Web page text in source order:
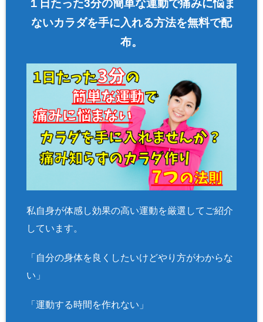
/home/asa
blic_html/w
ugins/sns-c
on
１日たった3分の簡単な運動で痛みに悩ま
ないカラダを手に入れる方法を無料で配
布。
私自身が体感し効果の高い運動を厳選してご紹介
しています。
「自分の身体を良くしたいけどやり方がわからな
い」
「運動する時間を作れない」